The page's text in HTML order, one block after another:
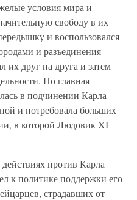
условия мира и
свободу в их
и воспользовался
и разъединения
их друг на друга и затем
Но главная
в подчинении Карла
и потребовала больших
в которой Людовик XI
против Карла
к политике поддержки его
страдавших от